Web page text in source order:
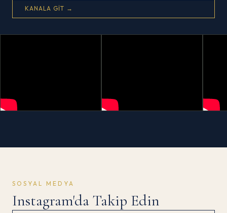
KANALA GIT →
SOSYAL MEDYA
Instagram'da Takip Edin